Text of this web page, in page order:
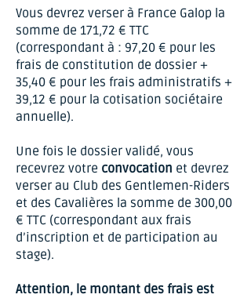
Vous devrez verser à France Galop la
somme de 171,72 € TTC
(correspondant à : 97,20 € pour les
frais de constitution de dossier +
35,40 € pour les frais administratifs +
39,12 € pour la cotisation sociétaire
annuelle).
Une fois le dossier validé, vous
recevrez votre convocation et devrez
verser au Club des Gentlemen-Riders
et des Cavalières la somme de 300,00
€ TTC (correspondant aux frais
d’inscription et de participation au
stage).
Attention, le montant des frais est